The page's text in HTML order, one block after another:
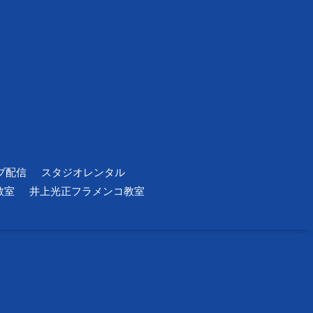
配信
スタジオレンタル
室
井上光正フラメンコ教室